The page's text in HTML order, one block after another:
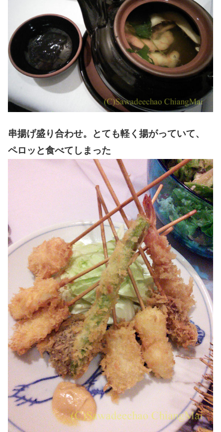
串揚げ盛り合わせ。とても軽く揚がっていて、
ペロッと食べてしまった